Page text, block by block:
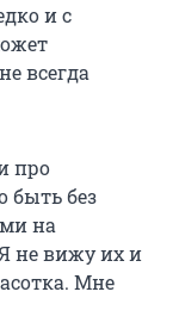
и с
всегда
про
быть без
на
не вижу их и
Мне